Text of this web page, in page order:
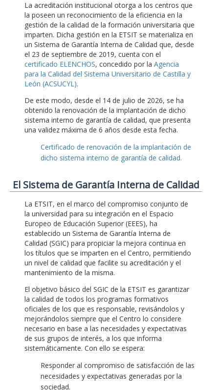
La acreditación institucional otorga a los centros que
la poseen un reconocimiento de la eficiencia en la
gestión de la calidad de la formación universitaria que
imparten. Dicha gestión en la ETSIT se materializa en
un Sistema de Garantía Interna de Calidad que, desde
el 23 de septiembre de 2019, cuenta con el
certificado ELENCHOS, concedido por la Agencia
para la Calidad del Sistema Universitario de Castilla y
León (ACSUCYL).
De este modo, desde el 14 de julio de 2026, se ha
obtenido la renovación de la implantación de dicho
sistema interno de garantía de calidad, que presenta
una validez máxima de 6 años desde esta fecha.
Certificado de renovación de la implantación de
dicho sistema interno de garantía de calidad.
El Sistema de Garantía Interna de Calidad
La ETSIT, en el marco del compromiso conjunto de
la universidad para su integración en el Espacio
Europeo de Educación Superior (EEES), ha
establecido un Sistema de Garantía Interna de
Calidad (SGIC) para propiciar la mejora continua en
los títulos que se imparten en el Centro, permitiendo
un nivel de calidad que facilite su acreditación y el
mantenimiento de la misma.
El objetivo básico del SGIC de la ETSIT es garantizar
la calidad de todos los programas formativos
oficiales de los que es responsable, revisándolos y
mejorándolos siempre que el Centro lo considere
necesario en base a las necesidades y expectativas
de sus grupos de interés, a los que informa
sistemáticamente. Con ello se espera:
Responder al compromiso de satisfacción de las
necesidades y expectativas generadas por la
sociedad.